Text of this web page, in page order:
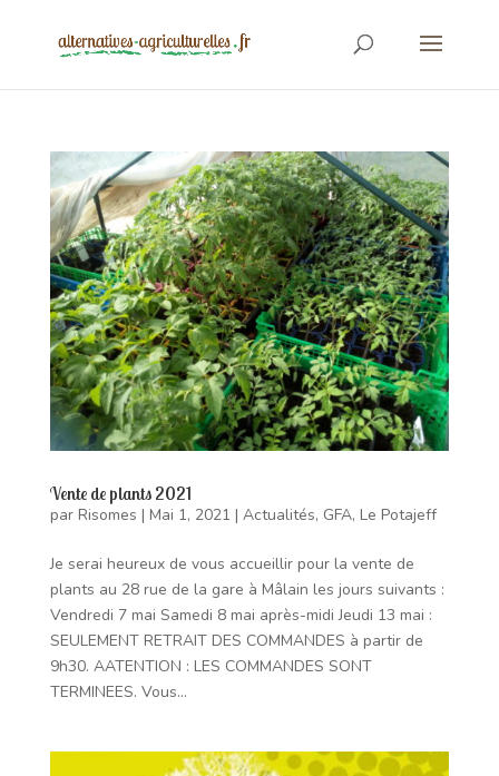
Vente de plants 2021
par Risomes | Mai 1, 2021 | Actualités, GFA, Le Potajeff
Je serai heureux de vous accueillir pour la vente de
plants au 28 rue de la gare à Mâlain les jours suivants :
Vendredi 7 mai Samedi 8 mai après-midi Jeudi 13 mai :
SEULEMENT RETRAIT DES COMMANDES à partir de
9h30. AATENTION : LES COMMANDES SONT
TERMINEES. Vous...